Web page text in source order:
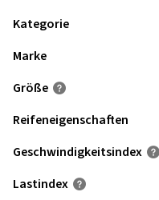
Kategorie
Marke
Größe
Reifeneigenschaften
Geschwindigkeits­index
Lastindex